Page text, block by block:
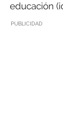
educación
PUBLICIDAD